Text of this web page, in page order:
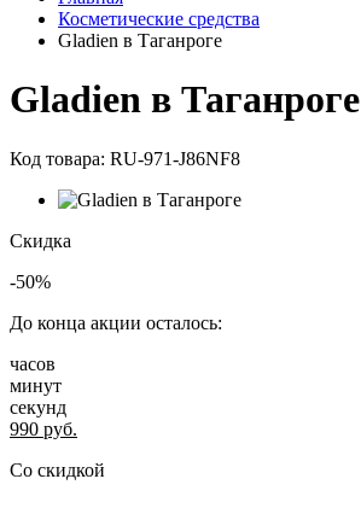
Косметические средства
Gladien в Таганроге
Gladien в Таганроге
Код товара: RU-971-J86NF8
Скидка
-50%
До конца акции осталось:
часов
минут
секунд
990 руб.
Со скидкой